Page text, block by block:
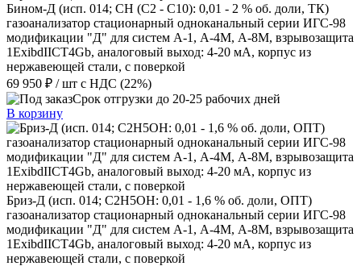
Бином-Д (исп. 014; CH (C2 - C10): 0,01 - 2 % об. доли, ТК)
газоанализатор стационарный одноканальный серии ИГС-98
модификации "Д" для систем А-1, А-4М, А-8М, взрывозащита
1ExibdIICT4Gb, аналоговый выход: 4-20 мА, корпус из
нержавеющей стали, с поверкой
69 950 ₽ / шт с НДС (22%)
Срок отгрузки до 20-25 рабочих дней
В корзину
Бриз-Д (исп. 014; C2H5ОН: 0,01 - 1,6 % об. доли, ОПТ)
газоанализатор стационарный одноканальный серии ИГС-98
модификации "Д" для систем А-1, А-4М, А-8М, взрывозащита
1ExibdIICT4Gb, аналоговый выход: 4-20 мА, корпус из
нержавеющей стали, с поверкой